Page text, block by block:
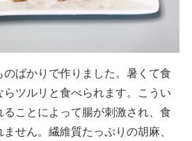
ばかりで作りました。暑くて食
ツルリと食べられます。こうい
ことによって腸が刺激され、食
せん。繊維質たっぷりの胡麻、